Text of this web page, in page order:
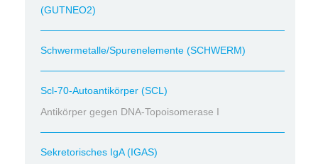
(GUTNEO2)
Schwermetalle/Spurenelemente (SCHWERM)
Scl-70-Autoantikörper (SCL)
Antikörper gegen DNA-Topoisomerase I
Sekretorisches IgA (IGAS)